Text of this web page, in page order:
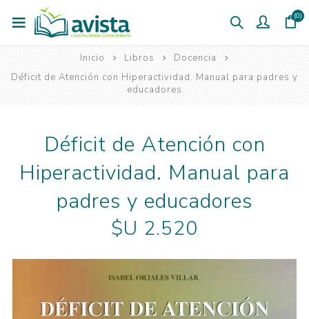
(0)
Inicio Libros
Docencia
Déficit de Atención con Hiperactividad. Manual para padres y
educadores
Déficit de Atención con
Hiperactividad. Manual para
padres y educadores
$U 2.520